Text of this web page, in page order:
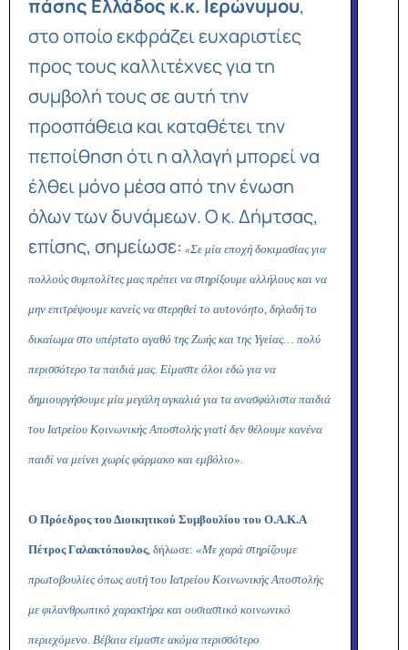
πάσης Ελλάδος κ.κ. Ιερώνυμου,
στο οποίο εκφράζει ευχαριστίες
προς τους καλλιτέχνες για τη
συμβολή τους σε αυτή την
προσπάθεια και καταθέτει την
πεποίθηση ότι η αλλαγή μπορεί να
έλθει μόνο μέσα από την ένωση
όλων των δυνάμεων.Ο κ. Δήμτσας,
επίσης, σημείωσε: «Σε μία εποχή δοκιμασίας για
πολλούς συμπολίτες μας πρέπει να στηρίξουμε αλλήλους και να
μην επιτρέψουμε κανείς να στερηθεί το αυτονόητο, δηλαδή το
δικαίωμα στο υπέρτατο αγαθό της Ζωής και της Υγείας… πολύ
περισσότερο τα παιδιά μας. Είμαστε όλοι εδώ για να
δημιουργήσουμε μία μεγάλη αγκαλιά για τα ανασφάλιστα παιδιά
του Ιατρείου Κοινωνικής Αποστολής γιατί δεν θέλουμε κανένα
παιδί να μείνει χωρίς φάρμακο και εμβόλιο».
Ο Πρόεδρος του Διοικητικού Συμβουλίου του Ο.Α.Κ.Α
Πέτρος Γαλακτόπουλος, δήλωσε: «Με χαρά στηρίζουμε
πρωτοβουλίες όπως αυτή του Ιατρείου Κοινωνικής Αποστολής
με φιλανθρωπικό χαρακτήρα και ουσιαστικό κοινωνικό
περιεχόμενο. Βέβαια είμαστε ακόμα περισσότερο